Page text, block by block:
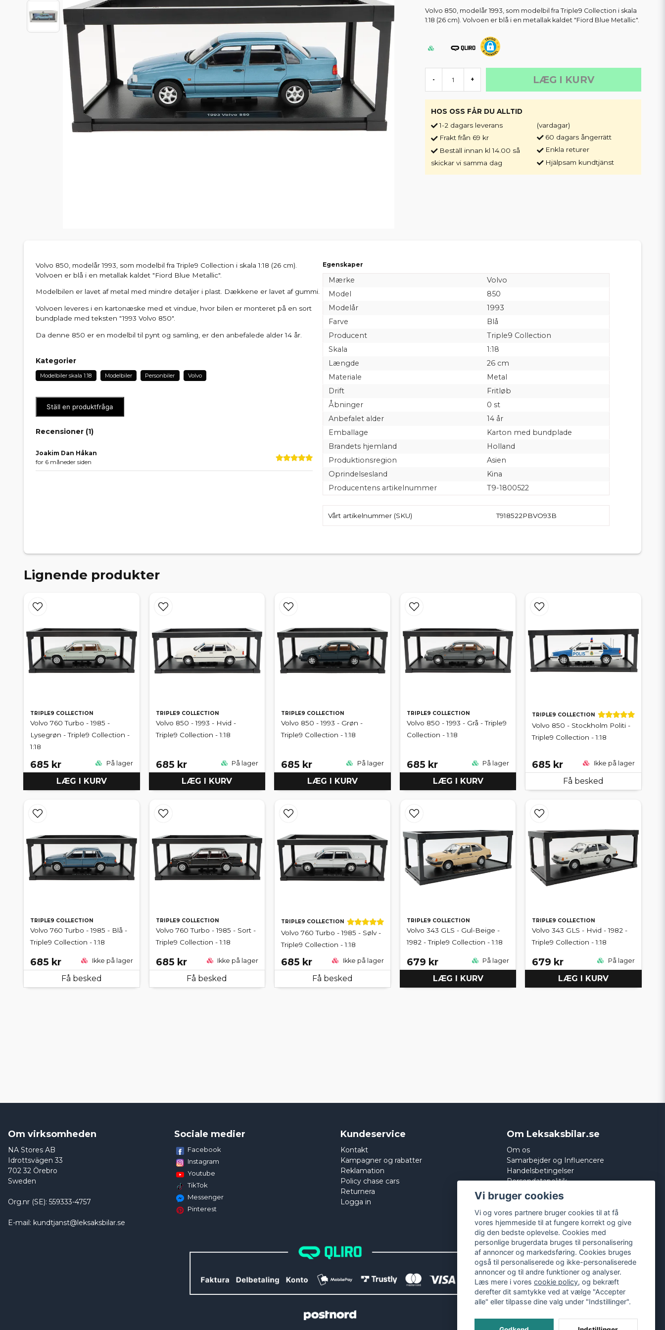
Volvo 850, modelår 1993, som modelbil fra Triple9 Collection i skala
1:18 (26 cm). Volvoen er blå i en metallak kaldet "Fiord Blue Metallic".
- + LÆG I KURV
HOS OSS FÅR DU ALLTID
1-2 dagars leverans
Frakt från 69 kr
Beställ innan kl 14.00 så
skickar vi samma dag
(vardagar)
60 dagars ångerrätt
Enkla returer
Hjälpsam kundtjänst
Volvo 850, modelår 1993, som modelbil fra Triple9 Collection i skala 1:18 (26 cm).
Volvoen er blå i en metallak kaldet "Fiord Blue Metallic".
Modelbilen er lavet af metal med mindre detaljer i plast. Dækkene er lavet af gummi.
Volvoen leveres i en kartonæske med et vindue, hvor bilen er monteret på en sort
bundplade med teksten "1993 Volvo 850".
Da denne 850 er en modelbil til pynt og samling, er den anbefalede alder 14 år.
Kategorier
Modelbiler skala 1:18 Modelbiler Personbiler Volvo
Ställ en produktfråga
Recensioner (1)
Joakim Dan Håkan
for 6 måneder siden
Egenskaper
Mærke
Volvo
Model
850
Modelår
1993
Farve
Blå
Producent
Triple9 Collection
Skala
1:18
Længde
26 cm
Materiale
Metal
Drift
Fritløb
Åbninger
0 st
Anbefalet alder
14 år
Emballage
Karton med bundplade
Brandets hjemland
Holland
Produktionsregion
Asien
Oprindelsesland
Kina
Producentens artikelnummer
T9-1800522
Vårt artikelnummer (SKU) T918522PBVO93B
Lignende produkter
TRIPLE9 COLLECTION
Volvo 760 Turbo - 1985 -
Lysegrøn - Triple9 Collection -
1:18
685 kr På lager
LÆG I KURV
TRIPLE9 COLLECTION
Volvo 850 - 1993 - Hvid -
Triple9 Collection - 1:18
685 kr På lager
LÆG I KURV
TRIPLE9 COLLECTION
Volvo 850 - 1993 - Grøn -
Triple9 Collection - 1:18
685 kr På lager
LÆG I KURV
TRIPLE9 COLLECTION
Volvo 850 - 1993 - Grå - Triple9
Collection - 1:18
685 kr På lager
LÆG I KURV
TRIPLE9 COLLECTION
Volvo 850 - Stockholm Politi -
Triple9 Collection - 1:18
685 kr Ikke på lager
Få besked
TRIPLE9 COLLECTION
Volvo 760 Turbo - 1985 - Blå -
Triple9 Collection - 1:18
685 kr Ikke på lager
Få besked
TRIPLE9 COLLECTION
Volvo 760 Turbo - 1985 - Sort -
Triple9 Collection - 1:18
685 kr Ikke på lager
Få besked
TRIPLE9 COLLECTION
Volvo 760 Turbo - 1985 - Sølv -
Triple9 Collection - 1:18
685 kr Ikke på lager
Få besked
TRIPLE9 COLLECTION
Volvo 343 GLS - Gul-Beige -
1982 - Triple9 Collection - 1:18
679 kr På lager
LÆG I KURV
TRIPLE9 COLLECTION
Volvo 343 GLS - Hvid - 1982 -
Triple9 Collection - 1:18
679 kr På lager
LÆG I KURV
Om virksomheden
NA Stores AB
Idrottsvägen 33
702 32 Örebro
Sweden
Org.nr (SE): 559333-4757
E-mail: kundtjanst@leksaksbilar.se
Sociale medier
Facebook
Instagram
Youtube
TikTok
Messenger
Pinterest
Kundeservice
Kontakt
Kampagner og rabatter
Reklamation
Policy chase cars
Returnera
Logga in
Om Leksaksbilar.se
Om os
Samarbejder og Influencere
Handelsbetingelser
Persondatapolitik
Cookies
Vi bruger cookies
Vi og vores partnere bruger cookies til at få
vores hjemmeside til at fungere korrekt og give
dig den bedste oplevelse. Cookies med
personlige brugerdata bruges til personalisering
af annoncer og markedsføring. Cookies bruges
også til personaliserede og ikke-personaliserede
annoncer og til andre funktioner og analyser.
Læs mere i vorescookie policy, og bekræft
derefter dit samtykke ved at vælge "Accepter
alle" eller tilpasse dine valg under "Indstillinger".